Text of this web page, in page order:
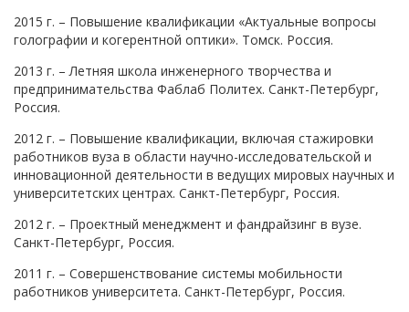
2015 г. – Повышение квалификации «Актуальные вопросы
голографии и когерентной оптики». Томск. Россия.
2013 г. – Летняя школа инженерного творчества и
предпринимательства Фаблаб Политех. Санкт-Петербург,
Россия.
2012 г. – Повышение квалификации, включая стажировки
работников вуза в области научно-исследовательской и
инновационной деятельности в ведущих мировых научных и
университетских центрах. Санкт-Петербург, Россия.
2012 г. – Проектный менеджмент и фандрайзинг в вузе.
Санкт-Петербург, Россия.
2011 г. – Совершенствование системы мобильности
работников университета. Санкт-Петербург, Россия.